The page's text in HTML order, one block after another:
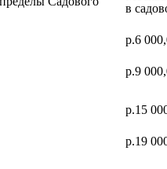
в
р.6
р.9
р.15
р.19